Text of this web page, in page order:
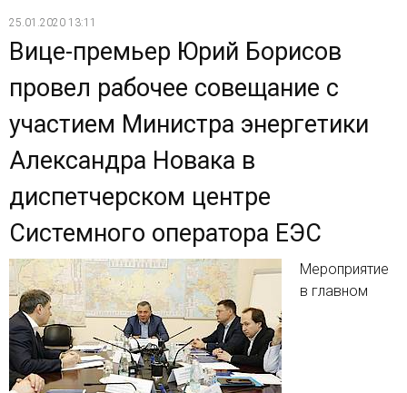
25.01.2020 13:11
Вице-премьер Юрий Борисов
провел рабочее совещание с
участием Министра энергетики
Александра Новака в
диспетчерском центре
Системного оператора ЕЭС
Мероприятие
в главном